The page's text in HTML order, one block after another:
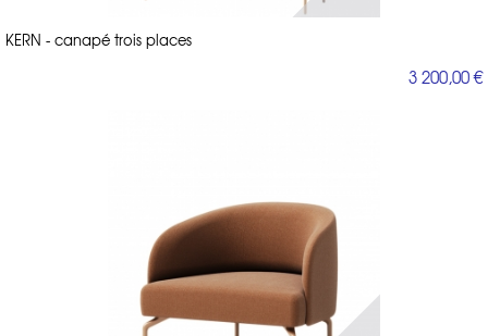
KERN - canapé trois places
3 200,00 €